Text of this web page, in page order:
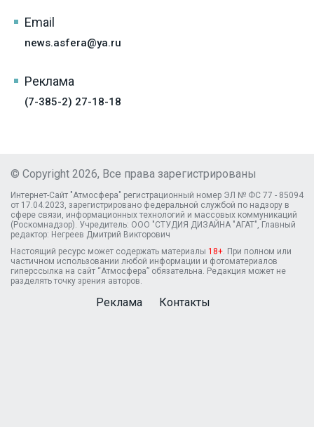
Email
news.asfera@ya.ru
Реклама
(7-385-2) 27-18-18
© Copyright 2026, Все права зарегистрированы
Интернет-Сайт "Атмосфера" регистрационный номер ЭЛ № ФС 77 - 85094
от 17.04.2023, зарегистрировано федеральной службой по надзору в
сфере связи, информационных технологий и массовых коммуникаций
(Роскомнадзор). Учредитель: ООО "СТУДИЯ ДИЗАЙНА "АГАТ", Главный
редактор: Негреев Дмитрий Викторович
Настоящий ресурс может содержать материалы 18+ . При полном или
частичном использовании любой информации и фотоматериалов
гиперссылка на сайт “Атмосфера” обязательна. Редакция может не
разделять точку зрения авторов.
Реклама Контакты